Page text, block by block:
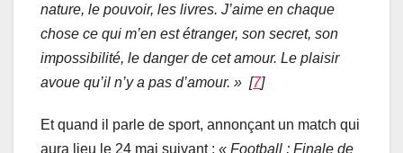
nature, le pouvoir, les livres. J’aime en chaque
chose ce qui m’en est étranger, son secret, son
impossibilité, le danger de cet amour. Le plaisir
avoue qu’il n’y a pas d’amour. » [7]
Et quand il parle de sport, annonçant un match qui
aura lieu le 24 mai suivant : « Football ; Finale de